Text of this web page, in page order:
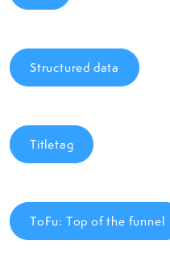
Structured data
Titletag
ToFu: Top of the funnel